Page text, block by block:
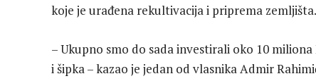
koje je urađena rekultivacija i priprema zemljišta.
– Ukupno smo do sada investirali oko 10
i šipka – kazao je jedan od vlasnika Admir